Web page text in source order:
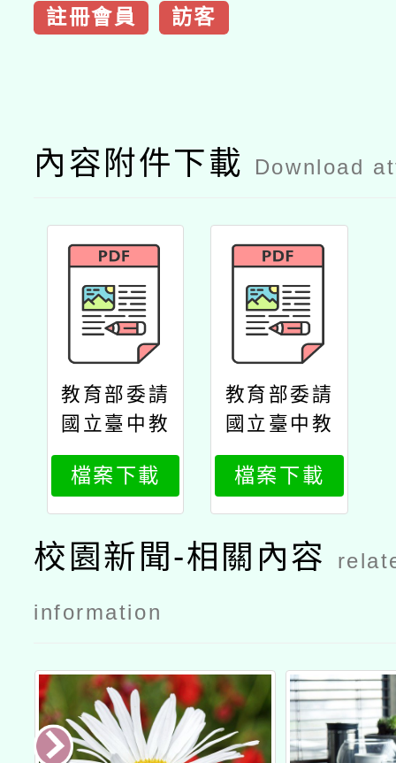
註冊會員 訪客
內容附件下載 Download
教育部委請
國立臺中教
育大學辦理
「職前與在
職教師aipa
ck課程推動
與教學能力
提升計畫」
pack推廣工
作坊」公文
檔案下載
教育部委請
國立臺中教
育大學辦理
「職前與在
職教師aipa
ck課程推動
與教學能力
pack推廣工
作坊」實施
計畫
檔案下載
校園新聞-相關內容
information